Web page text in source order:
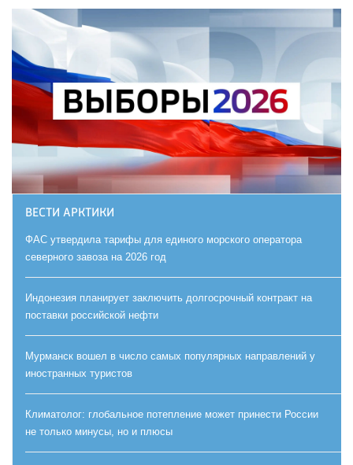
ВЕСТИ АРКТИКИ
ФАС утвердила тарифы для единого морского оператора
северного завоза на 2026 год
Индонезия планирует заключить долгосрочный контракт на
поставки российской нефти
Мурманск вошел в число самых популярных направлений у
иностранных туристов
Климатолог: глобальное потепление может принести России
не только минусы, но и плюсы